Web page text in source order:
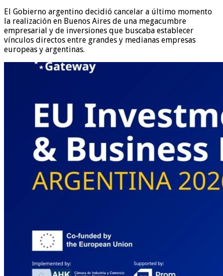
El Gobierno argentino decidió cancelar a último momento
la realización en Buenos Aires de una megacumbre
empresarial y de inversiones que buscaba establecer
vínculos directos entre grandes y medianas empresas
europeas y argentinas.